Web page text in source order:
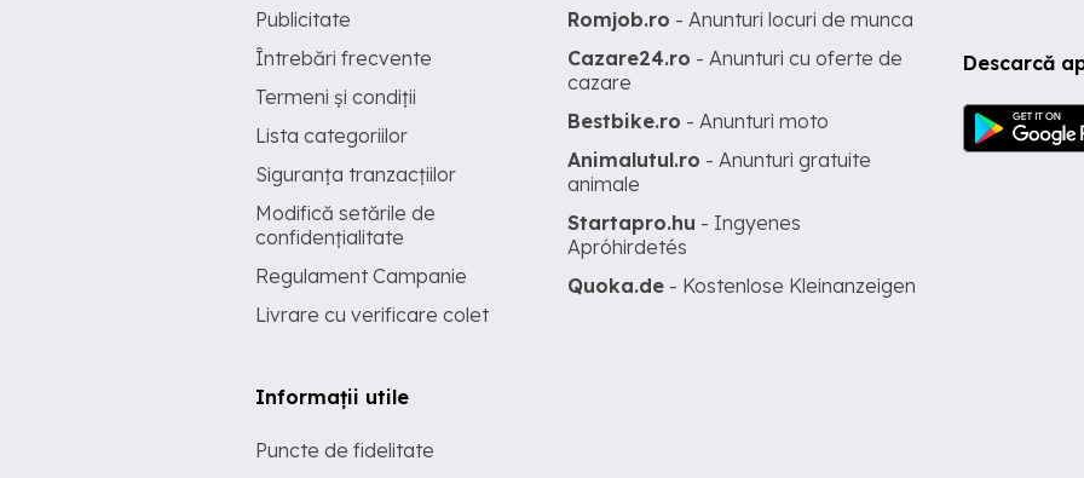
Descarcă
Publicitate
Întrebări frecvente
Termeni și condiții
Lista categoriilor
Siguranța tranzacțiilor
Modifică setările de
confidențialitate
Regulament Campanie
Livrare cu verificare colet
Informații utile
Puncte de fidelitate
Romjob.ro - Anunturi locuri de munca
Cazare24.ro - Anunturi cu oferte de
cazare
Bestbike.ro - Anunturi moto
Animalutul.ro - Anunturi gratuite
animale
Startapro.hu - Ingyenes
Apróhirdetés
Quoka.de - Kostenlose Kleinanzeigen